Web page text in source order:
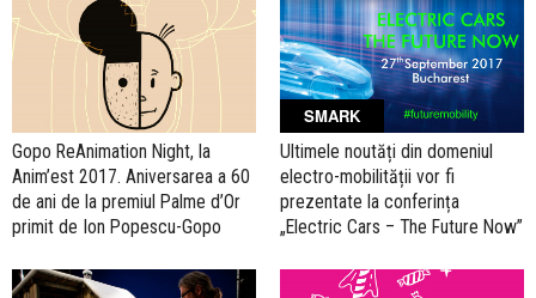
Gopo ReAnimation Night, la
Anim’est 2017. Aniversarea a 60
de ani de la premiul Palme d’Or
primit de Ion Popescu-Gopo
SMARK
Ultimele noutăți din domeniul
electro-mobilității vor fi
prezentate la conferința
„Electric Cars – The Future Now”